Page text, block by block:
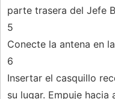
parte trasera del Jefe
5
Conecte la antena en
6
Insertar el casquillo
su lugar. Empuje